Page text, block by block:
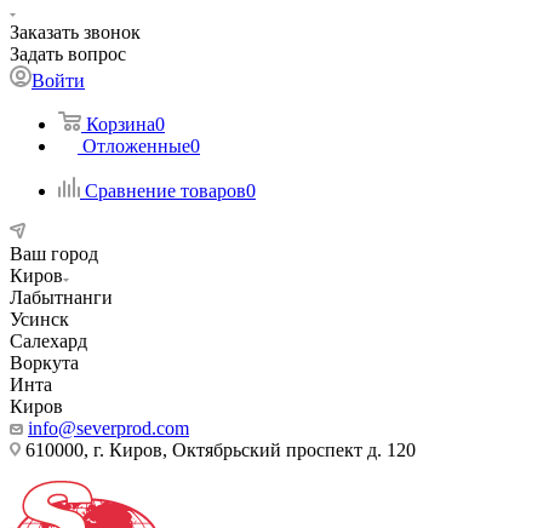
Заказать звонок
Задать вопрос
Войти
Корзина0
Отложенные0
Сравнение товаров0
Ваш город
Киров
Лабытнанги
Усинск
Салехард
Воркута
Инта
Киров
info@severprod.com
610000, г. Киров, Октябрьский проспект д. 120